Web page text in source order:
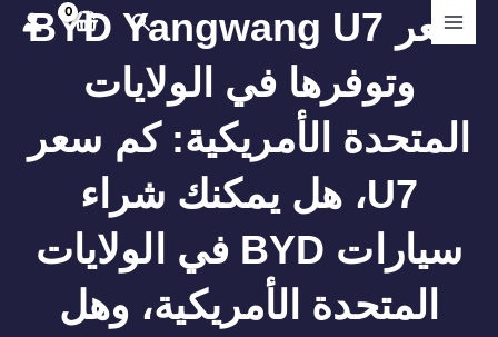
البحث
سعر BYD Yangwang U7
وتوفرها في الولايات
الأمريكية: كم سعر
U7، هل يمكنك شراء
سيارات BYD في الولايات
المتحدة الأمريكية، وهل